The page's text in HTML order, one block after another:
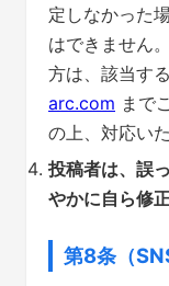
定しなかった
はできません
方は、該当す
arc.com まで
の上、対応い
投稿者は、誤
やかに自ら修
第8条（